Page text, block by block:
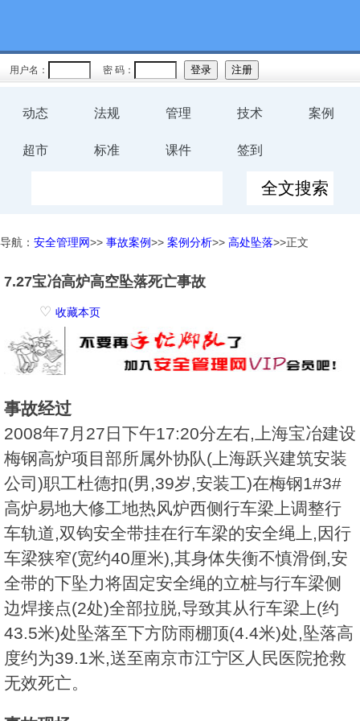
用户名： 密 码：
动态 法规 管理 技术 案例
超市 标准 课件 签到
导航： 安全管理网>> 事故案例>> 案例分析>> 高处坠落>>正文
7.27宝冶高炉高空坠落死亡事故
♡ 收藏本页
事故经过
2008年7月27日下午17:20分左右,上海宝冶建设
梅钢高炉项目部所属外协队(上海跃兴建筑安装
公司)职工杜德扣(男,39岁,安装工)在梅钢1#3#
高炉易地大修工地热风炉西侧行车梁上调整行
车轨道,双钩安全带挂在行车梁的安全绳上,因行
车梁狭窄(宽约40厘米),其身体失衡不慎滑倒,安
全带的下坠力将固定安全绳的立桩与行车梁侧
边焊接点(2处)全部拉脱,导致其从行车梁上(约
43.5米)处坠落至下方防雨棚顶(4.4米)处,坠落高
度约为39.1米,送至南京市江宁区人民医院抢救
无效死亡。